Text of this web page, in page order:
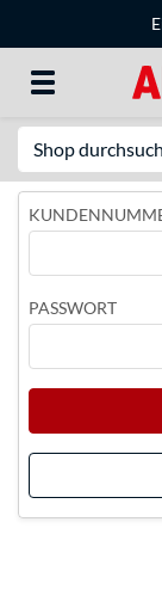
PASSWORT